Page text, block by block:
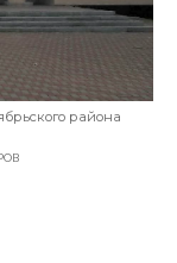
района